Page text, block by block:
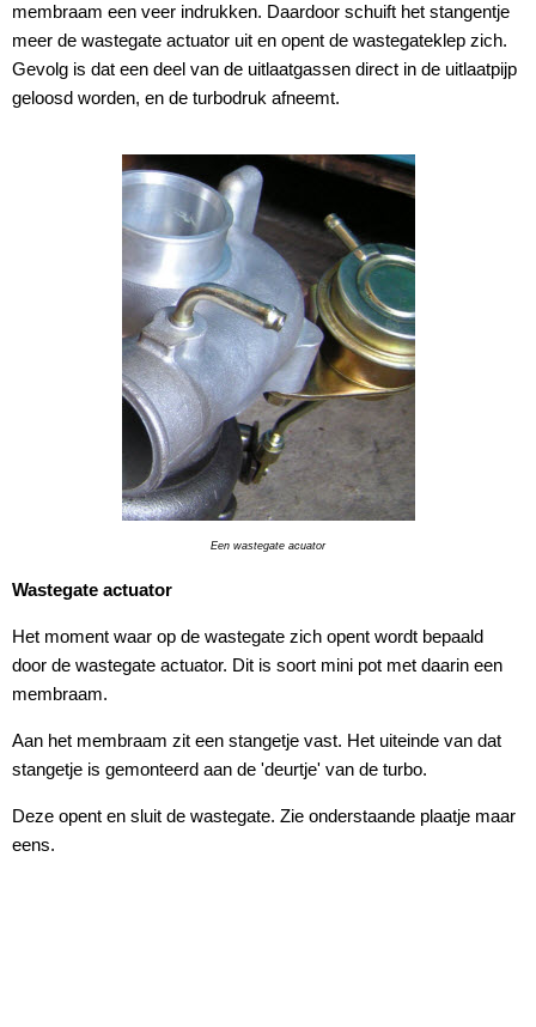
membraam een veer indrukken. Daardoor schuift het stangentje
meer de wastegate actuator uit en opent de wastegateklep zich.
Gevolg is dat een deel van de uitlaatgassen direct in de uitlaatpijp
geloosd worden, en de turbodruk afneemt.
Een wastegate acuator
Wastegate actuator
Het moment waar op de wastegate zich opent wordt bepaald
door de wastegate actuator. Dit is soort mini pot met daarin een
membraam.
Aan het membraam zit een stangetje vast. Het uiteinde van dat
stangetje is gemonteerd aan de 'deurtje' van de turbo.
Deze opent en sluit de wastegate. Zie onderstaande plaatje maar
eens.